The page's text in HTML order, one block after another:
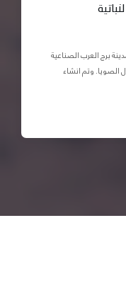
برج العرب الصناعية
طن / يوم من فول الصويا. وتم انشاء